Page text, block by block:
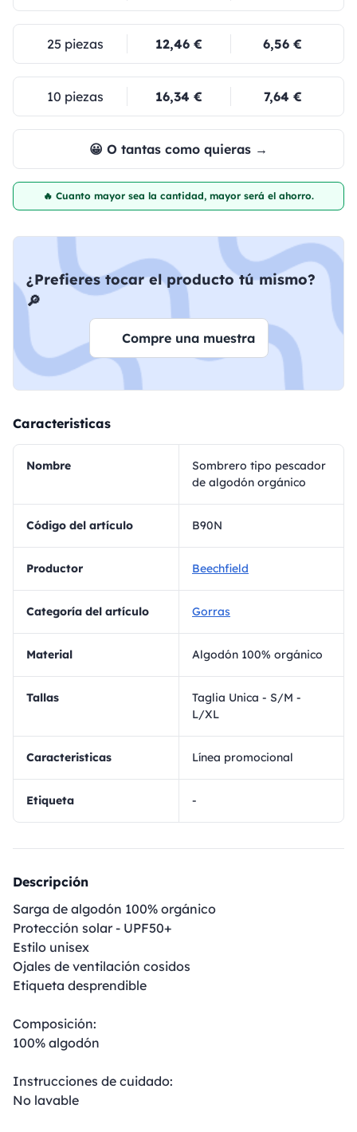
25 piezas 12,46 € 6,56 €
10 piezas 16,34 € 7,64 €
😀 O tantas como quieras →
🔥 Cuanto mayor sea la cantidad, mayor será el ahorro.
¿Prefieres tocar el producto tú mismo?
🔎
Compre una muestra
Caracteristicas
Nombre
Sombrero tipo pescador
de algodón orgánico
Código del artículo B90N
Productor Beechfield
Categoría del artículo Gorras
Material Algodón 100% orgánico
Tallas
Taglia Unica - S/M -
L/XL
Caracteristicas Línea promocional
Etiqueta -
Descripción
Sarga de algodón 100% orgánico
Protección solar - UPF50+
Estilo unisex
Ojales de ventilación cosidos
Etiqueta desprendible
Composición:
100% algodón
Instrucciones de cuidado:
No lavable